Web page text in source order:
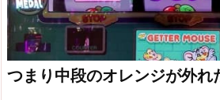
つまり中段のオレンジが外れ